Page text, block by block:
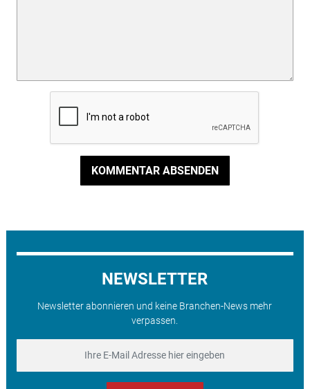
KOMMENTAR ABSENDEN
NEWSLETTER
Newsletter abonnieren und keine Branchen-News mehr
verpassen.